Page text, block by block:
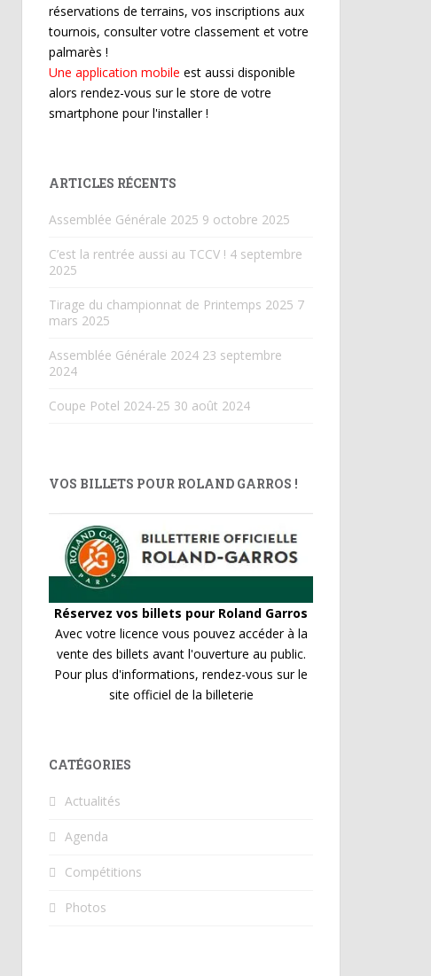
réservations de terrains, vos inscriptions aux
tournois, consulter votre classement et votre
palmarès !
Une application mobile est aussi disponible
alors rendez-vous sur le store de votre
smartphone pour l'installer !
ARTICLES RÉCENTS
Assemblée Générale 2025 9 octobre 2025
C’est la rentrée aussi au TCCV ! 4 septembre
2025
Tirage du championnat de Printemps 2025 7
mars 2025
Assemblée Générale 2024 23 septembre
2024
Coupe Potel 2024-25 30 août 2024
VOS BILLETS POUR ROLAND GARROS !
Réservez vos billets pour Roland Garros
Avec votre licence vous pouvez accéder à la
vente des billets avant l'ouverture au public.
Pour plus d'informations, rendez-vous sur le
site officiel de la billeterie
CATÉGORIES
Actualités
Agenda
Compétitions
Photos